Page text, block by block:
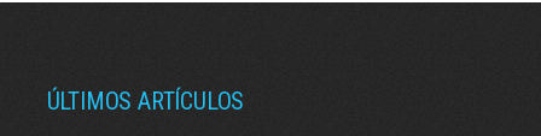
ÚLTIMOS ARTÍCULOS